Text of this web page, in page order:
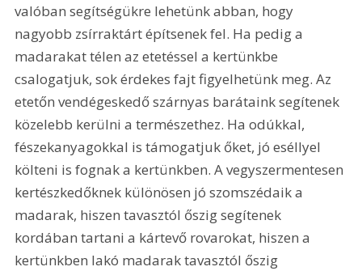
valóban segítségükre lehetünk abban, hogy
nagyobb zsírraktárt építsenek fel. Ha pedig a
madarakat télen az etetéssel a kertünkbe
csalogatjuk, sok érdekes fajt figyelhetünk meg. Az
etetőn vendégeskedő szárnyas barátaink segítenek
közelebb kerülni a természethez. Ha odúkkal,
fészekanyagokkal is támogatjuk őket, jó eséllyel
költeni is fognak a kertünkben. A vegyszermentesen
kertészkedőknek különösen jó szomszédaik a
madarak, hiszen tavasztól őszig segítenek
kordában tartani a kártevő rovarokat, hiszen a
kertünkben lakó madarak tavasztól őszig